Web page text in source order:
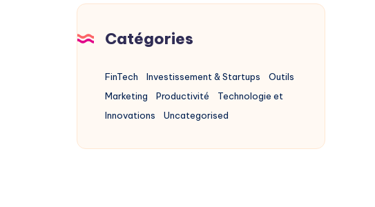
Catégories
FinTech Investissement & Startups
Outils
Marketing
Productivité
Technologie et
Innovations
Uncategorised